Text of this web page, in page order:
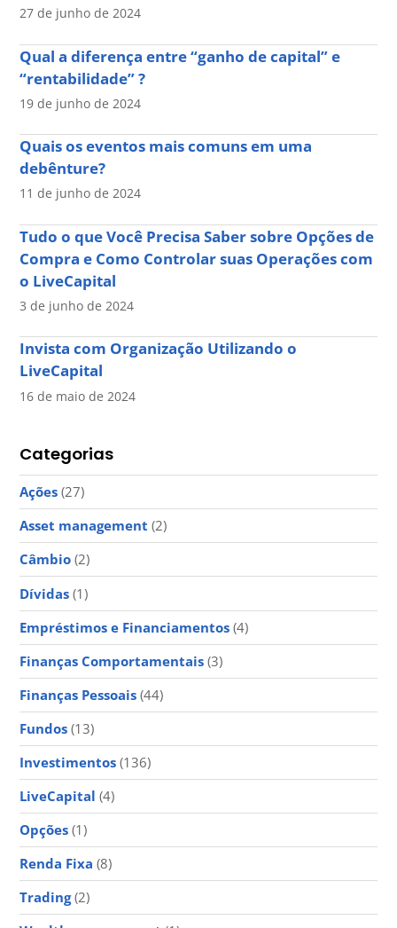
27 de junho de 2024
Qual a diferença entre “ganho de capital” e
“rentabilidade” ?
19 de junho de 2024
Quais os eventos mais comuns em uma
debênture?
11 de junho de 2024
Tudo o que Você Precisa Saber sobre Opções de
Compra e Como Controlar suas Operações com
o LiveCapital
3 de junho de 2024
Invista com Organização Utilizando o
LiveCapital
16 de maio de 2024
Categorias
Ações (27)
Asset management (2)
Câmbio (2)
Dívidas (1)
Empréstimos e Financiamentos (4)
Finanças Comportamentais (3)
Finanças Pessoais (44)
Fundos (13)
Investimentos (136)
LiveCapital (4)
Opções (1)
Renda Fixa (8)
Trading(2)